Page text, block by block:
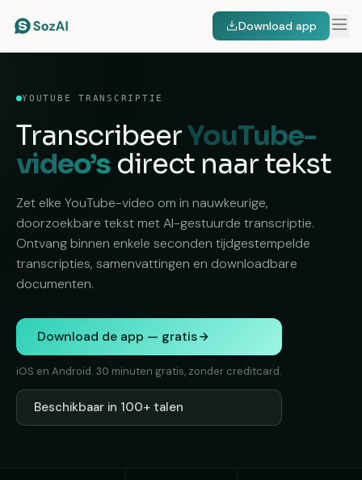
Download app
YOUTUBE TRANSCRIPTIE
TranscribeerYouTube-
video’s direct naar tekst
Zet elke YouTube-video om in nauwkeurige,
doorzoekbare tekst met AI-gestuurde transcriptie.
Ontvang binnen enkele seconden tijdgestempelde
transcripties, samenvattingen en downloadbare
documenten.
Download de app — gratis
iOS en Android. 30 minuten gratis, zonder creditcard.
Beschikbaar in 100+ talen